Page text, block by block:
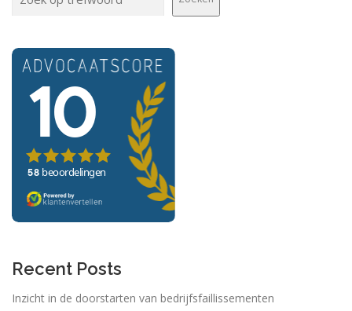
Recent Posts
Inzicht in de doorstarten van bedrijfsfaillissementen